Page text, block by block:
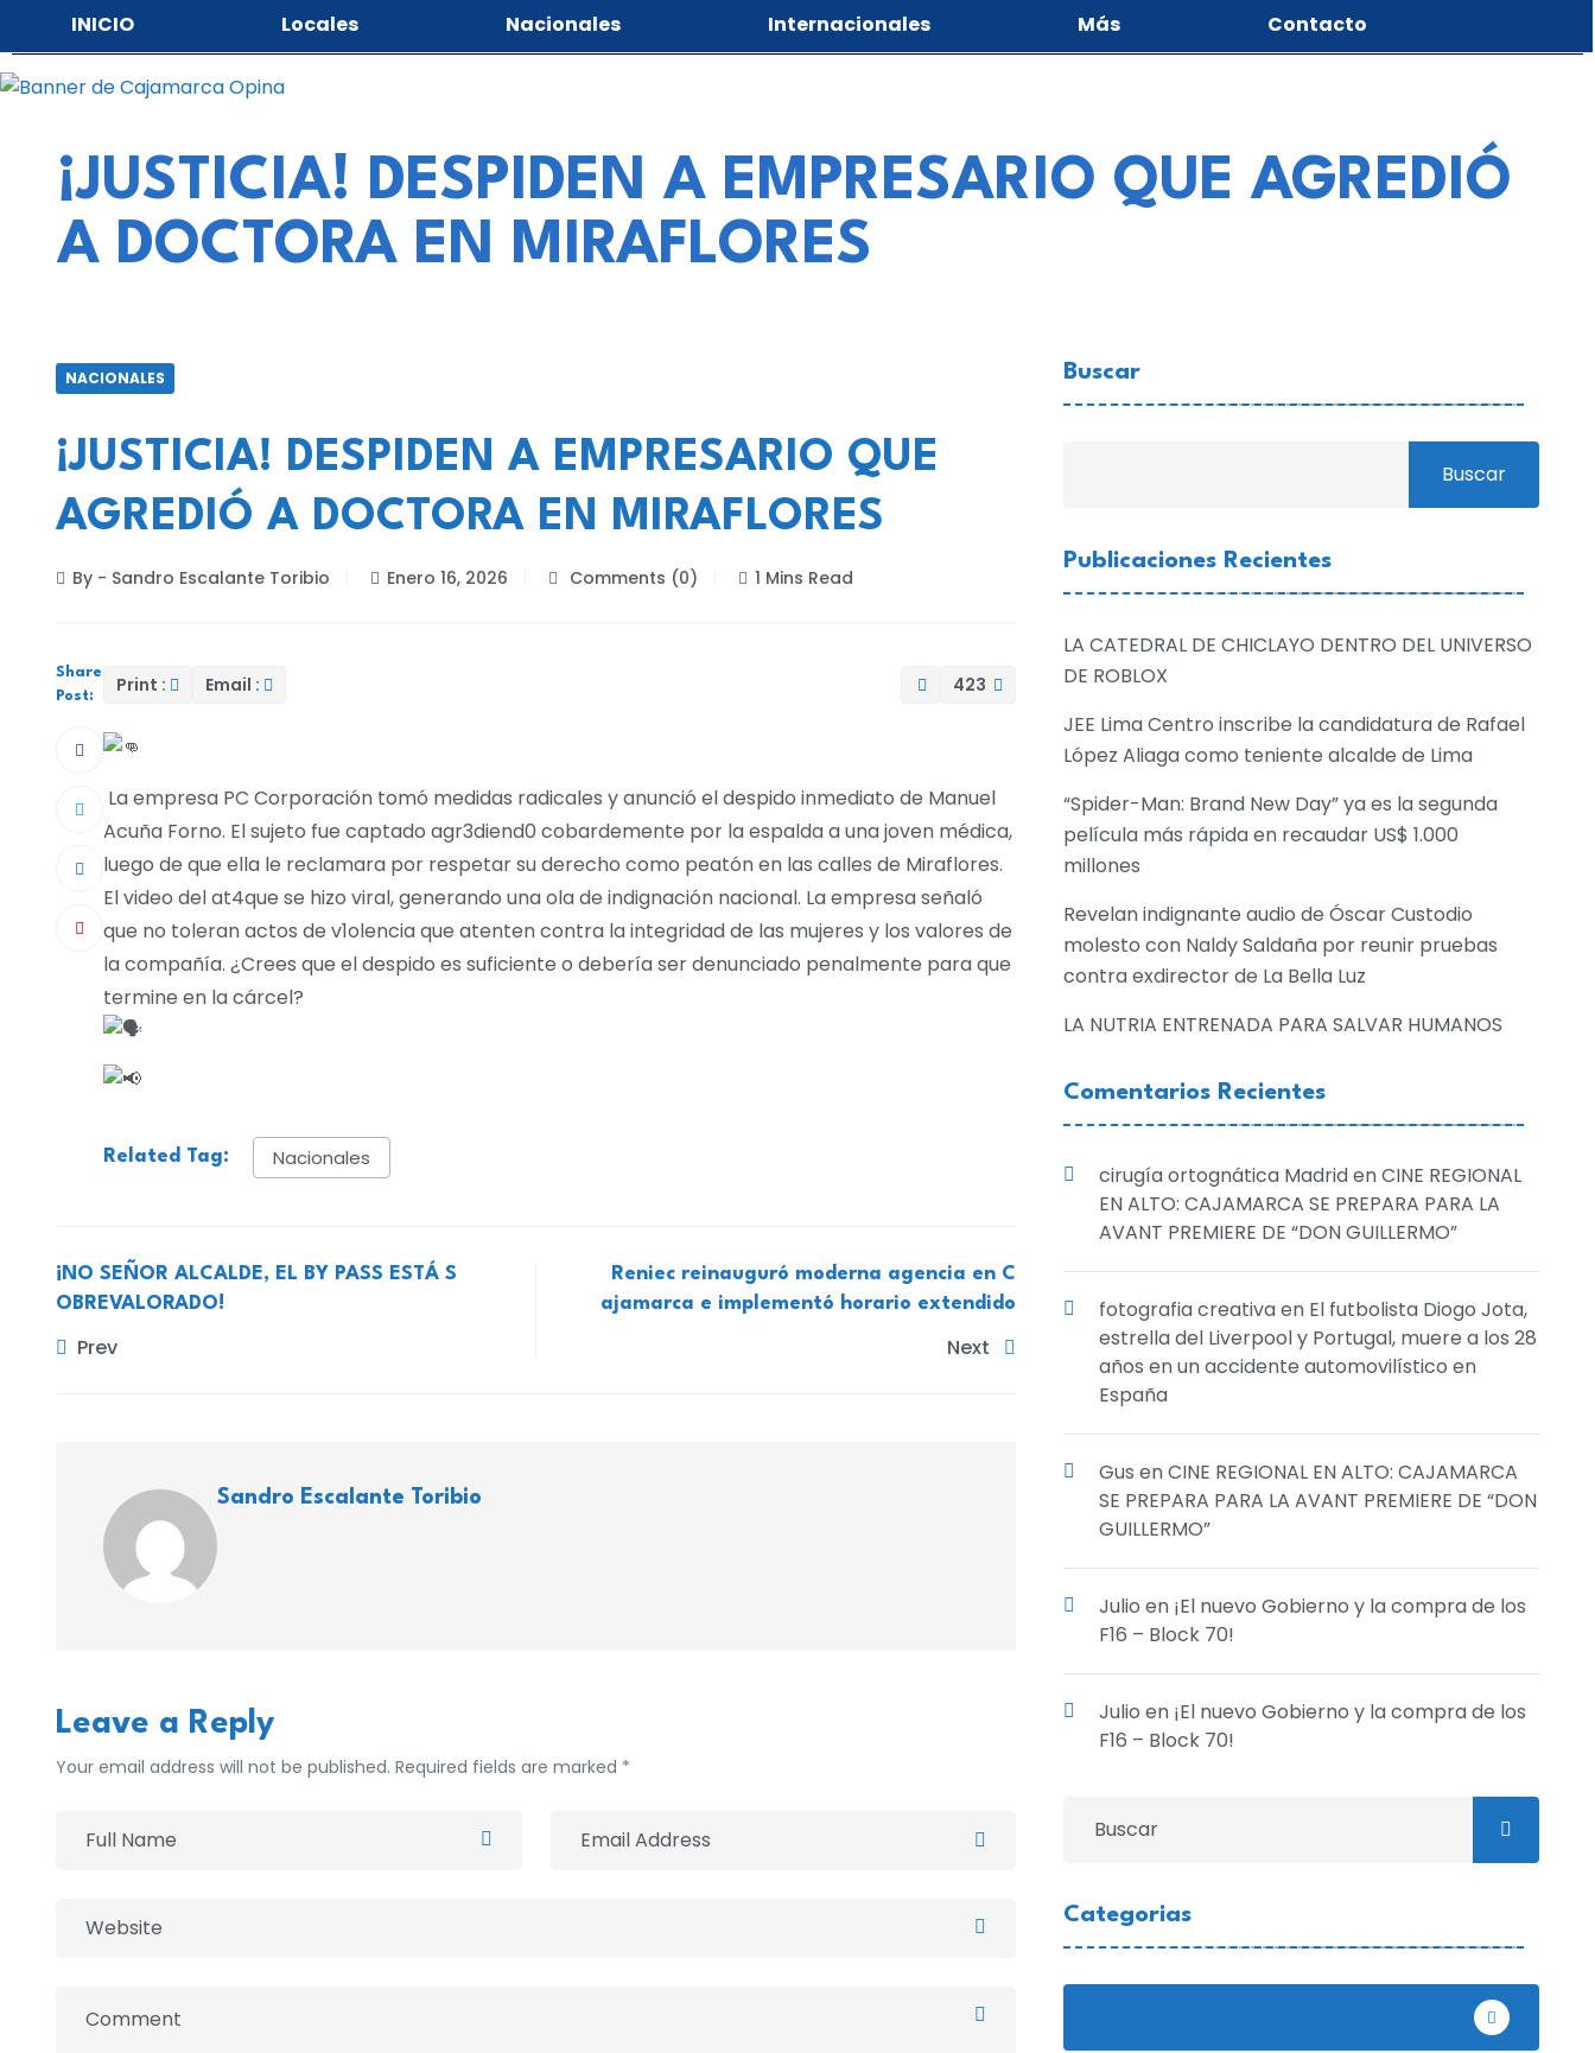
INICIO Locales Nacionales Internacionales Más Contacto
¡JUSTICIA! DESPIDEN A EMPRESARIO QUE AGREDIÓ
A DOCTORA EN MIRAFLORES
NACIONALES
¡JUSTICIA! DESPIDEN A EMPRESARIO QUE
AGREDIÓ A DOCTORA EN MIRAFLORES
By - Sandro Escalante Toribio Enero 16, 2026 Comments (0) 1 Mins Read
Share
Post:
Print : Email : 423
​La empresa PC Corporación tomó medidas radicales y anunció el despido inmediato de Manuel
Acuña Forno. El sujeto fue captado agr3diend0 cobardemente por la espalda a una joven médica,
luego de que ella le reclamara por respetar su derecho como peatón en las calles de Miraflores.
​El video del at4que se hizo viral, generando una ola de indignación nacional. La empresa señaló
que no toleran actos de v1olencia que atenten contra la integridad de las mujeres y los valores de
la compañía. ¿Crees que el despido es suficiente o debería ser denunciado penalmente para que
termine en la cárcel?
Related Tag: Nacionales
¡NO SEÑOR ALCALDE, EL BY PASS ESTÁ S
OBREVALORADO!
Prev
Reniec reinauguró moderna agencia en C
ajamarca e implementó horario extendido
Next
Sandro Escalante Toribio
Leave a Reply
Your email address will not be published. Required fields are marked *
Buscar
Buscar
Publicaciones Recientes
LA CATEDRAL DE CHICLAYO DENTRO DEL UNIVERSO
DE ROBLOX
JEE Lima Centro inscribe la candidatura de Rafael
López Aliaga como teniente alcalde de Lima
“Spider-Man: Brand New Day” ya es la segunda
película más rápida en recaudar US$ 1.000
millones
Revelan indignante audio de Óscar Custodio
molesto con Naldy Saldaña por reunir pruebas
contra exdirector de La Bella Luz
LA NUTRIA ENTRENADA PARA SALVAR HUMANOS
Comentarios Recientes
cirugía ortognática MadridenCINE REGIONAL
EN ALTO: CAJAMARCA SE PREPARA PARA LA
AVANT PREMIERE DE “DON GUILLERMO”
fotografia creativaen El futbolista Diogo Jota,
estrella del Liverpool y Portugal, muere a los 28
años en un accidente automovilístico en
España
Gus enCINE REGIONAL EN ALTO: CAJAMARCA
SE PREPARA PARA LA AVANT PREMIERE DE “DON
GUILLERMO”
Julio en ¡El nuevo Gobierno y la compra de los
F16 – Block 70!
Julio en ¡El nuevo Gobierno y la compra de los
F16 – Block 70!
Categorias